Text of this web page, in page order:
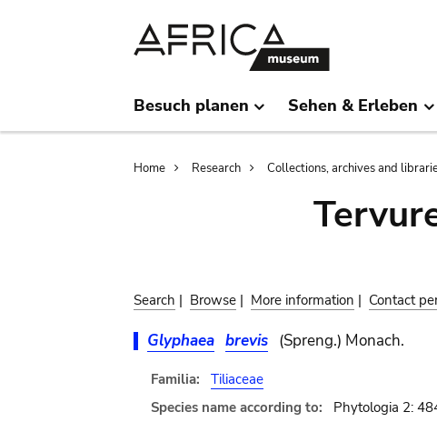
Besuch planen Sehen & Erleben
Breadcrumb
Home Research Collections, archives and
Search | Browse | More information | Contact
Glyphaea brevis (Spreng.) Monach.
Familia:
Tiliaceae
Species name according to:
Phytologia 2: